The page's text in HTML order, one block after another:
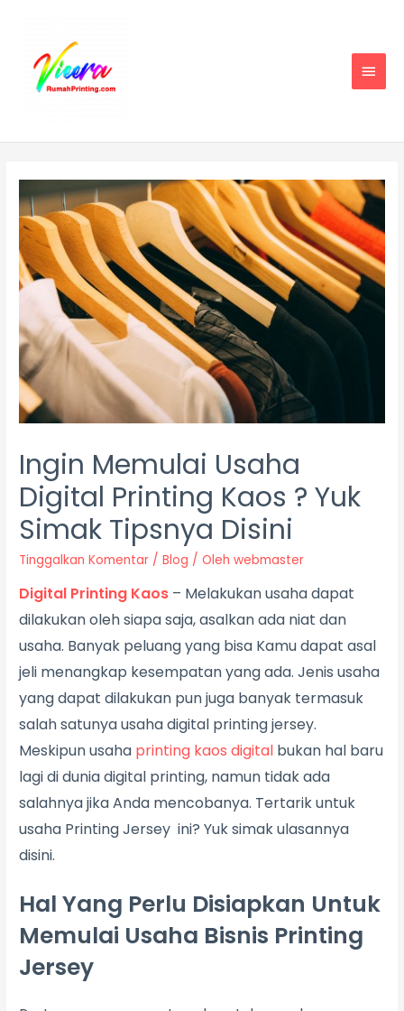
Ingin Memulai Usaha
Digital Printing Kaos ? Yuk
Simak Tipsnya Disini
Tinggalkan Komentar /Blog / Oleh webmaster
Digital Printing Kaos – Melakukan usaha dapat
dilakukan oleh siapa saja, asalkan ada niat dan
usaha. Banyak peluang yang bisa Kamu dapat asal
jeli menangkap kesempatan yang ada. Jenis usaha
yang dapat dilakukan pun juga banyak termasuk
salah satunya usaha digital printing jersey.
Meskipun usaha printing kaos digital bukan hal baru
lagi di dunia digital printing, namun tidak ada
salahnya jika Anda mencobanya. Tertarik untuk
usaha Printing Jersey ini? Yuk simak ulasannya
disini.
Hal Yang Perlu Disiapkan Untuk
Memulai Usaha Bisnis Printing
Jersey